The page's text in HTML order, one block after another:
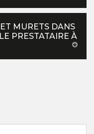
MURETS DANS
PRESTATAIRE À